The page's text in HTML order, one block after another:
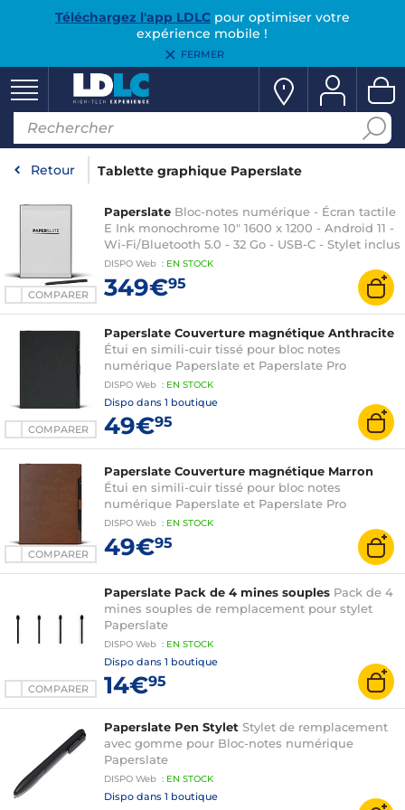
Téléchargez l'app LDLCpour optimiser votre
expérience mobile !
FERMER
Retour Tablette graphique Paperslate
COMPARER
Paperslate Bloc-notes numérique - Écran tactile
E Ink monochrome 10" 1600 x 1200 - Android 11 -
Wi-Fi/Bluetooth 5.0 - 32 Go - USB-C - Stylet inclus
DISPO Web : EN STOCK
349€95
COMPARER
Paperslate Couverture magnétique Anthracite
Étui en simili-cuir tissé pour bloc notes
numérique Paperslate et Paperslate Pro
DISPO Web : EN STOCK
Dispo dans 1 boutique
49€95
COMPARER
Paperslate Couverture magnétique Marron
Étui en simili-cuir tissé pour bloc notes
numérique Paperslate et Paperslate Pro
DISPO Web : EN STOCK
49€95
COMPARER
Paperslate Pack de 4 mines souples Pack de 4
mines souples de remplacement pour stylet
Paperslate
DISPO Web : EN STOCK
Dispo dans 1 boutique
14€95
Paperslate Pen Stylet Stylet de remplacement
avec gomme pour Bloc-notes numérique
Paperslate
DISPO Web : EN STOCK
Dispo dans 1 boutique